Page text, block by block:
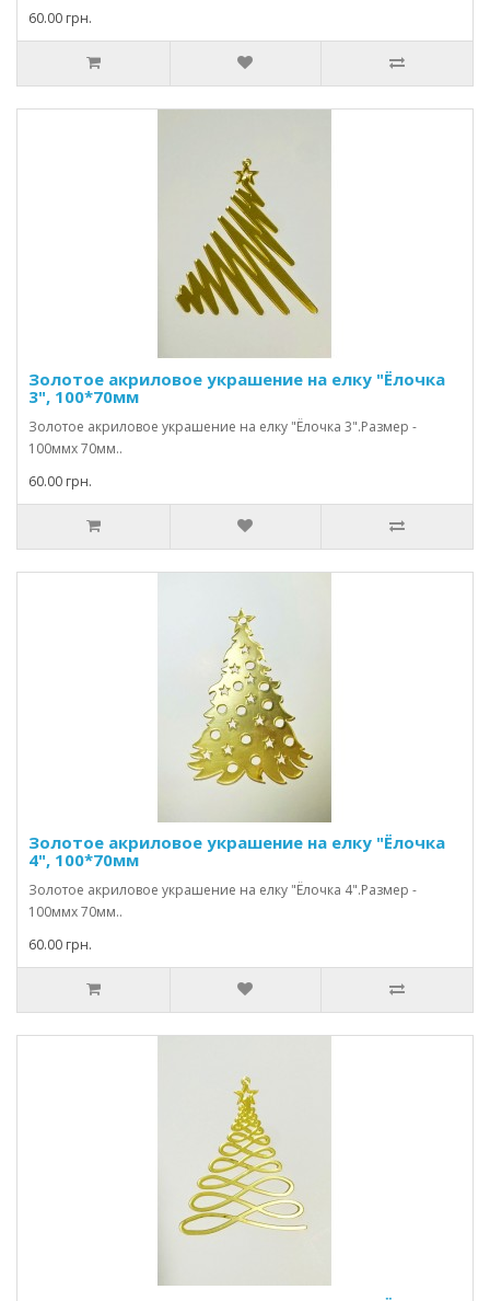
60.00 грн.
Золотое акриловое украшение на елку "Ёлочка
3", 100*70мм
Золотое акриловое украшение на елку "Ёлочка 3".Размер -
100ммх 70мм..
60.00 грн.
Золотое акриловое украшение на елку "Ёлочка
4", 100*70мм
Золотое акриловое украшение на елку "Ёлочка 4".Размер -
100ммх 70мм..
60.00 грн.